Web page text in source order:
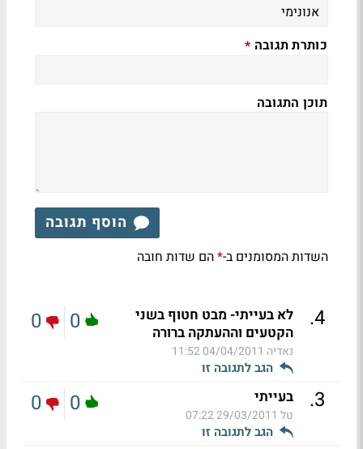
כותרת תגובה *
תוכן התגובה
הוסף תגובה
השדות המסומנים ב-*הם שדות חובה
4
.
לא בעייתי- מבט חטוף בשני
הקטעים וההעתקה ברורה
נאדיה 04/04/2011 11:52
הגב לתגובה זו
0
0
3
. בעייתי
טל 29/03/2011 07:22
הגב לתגובה זו
0
0